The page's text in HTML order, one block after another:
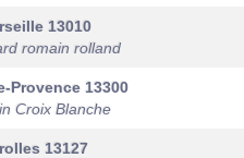
13010
romain rolland
Provence 13300
Croix Blanche
13127